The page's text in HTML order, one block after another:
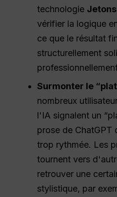
technologie
vérifier la logique
ce que le résultat
structurellement
Surmonter le
nombreux
l'IA signalent un
prose de ChatGPT
trop rythmée. Les
tournent vers
retrouver une
stylistique, par